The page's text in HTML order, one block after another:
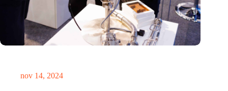
nov 14, 2024